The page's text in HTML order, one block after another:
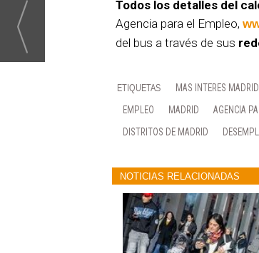
Todos los detalles del
Agencia para el Empleo,
del bus a través de sus
MAS INTERES MADRID
EMPLEO
MADRID AGENCIA
DISTRITOS DE MADRID
NOTICIAS RELACIONADAS